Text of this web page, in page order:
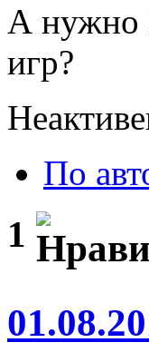
А нужно
игр?
По
1